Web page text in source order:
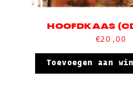
HOOFDKAAS
€20,00
Toevoegen aan